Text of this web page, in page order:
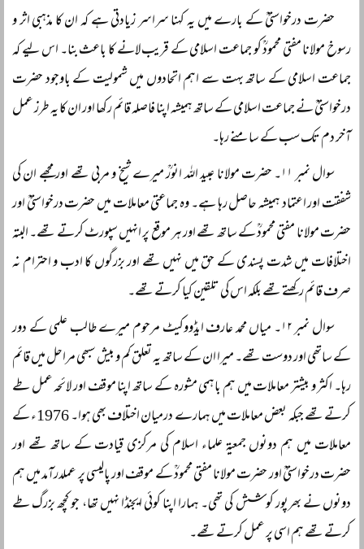
حضرت درخواستیؒ کے بارے میں یہ کہنا سراسر زیادتی ہے کہ ان کا مذہبی اثر و
رسوخ مولانا مفتی محمودؒ کو جماعت اسلامی کے قریب لانے کا باعث بنا۔ اس لیے کہ
جماعت اسلامی کے ساتھ بہت سے اہم اتحادوں میں شمولیت کے باوجود حضرت
درخواستیؒ نے جماعت اسلامی کے ساتھ ہمیشہ اپنا فاصلہ قائم رکھا اور ان کا یہ طرز عمل
آخر دم تک سب کے سامنے رہا۔
سوال نمبر ۱۱۔ حضرت مولانا عبید اللہ انورؒ میرے شیخ و مربی تھے اور مجھے ان کی
شفقت اور اعتماد ہمیشہ حاصل رہا ہے۔ وہ جماعتی معاملات میں حضرت درخواستیؒ اور
حضرت مولانا مفتی محمودؒ کے ساتھ تھے اور ہر موقع پر انہیں سپورٹ کرتے تھے۔ البتہ
اختلافات میں شدت پسندی کے حق میں نہیں تھے اور بزرگوں کا ادب و احترام نہ
صرف قائم رکھتے تھے بلکہ اس کی تلقین کیا کرتے تھے۔
سوال نمبر ۱۲۔ میاں محمد عارف ایڈووکیٹ مرحوم میرے طالب علمی کے دور
کے ساتھی اور دوست تھے۔ میرا ان کے ساتھ یہ تعلق کم و بیش سبھی مراحل میں قائم
رہا۔ اکثر و بیشتر معاملات میں ہم باہمی مشورہ کے ساتھ اپنا موقف اور لائحہ عمل طے
کرتے تھے جبکہ بعض معاملات میں ہمارے درمیان اختلاف بھی ہوا۔ 1976ء کے
معاملات میں ہم دونوں جمعیۃ علماء اسلام کی مرکزی قیادت کے ساتھ تھے اور
حضرت درخواستیؒ اور حضرت مولانا مفتی محمودؒ کے موقف اور پالیسی پر عملدرآمد میں ہم
دونوں نے بھرپور کوشش کی تھی۔ ہمارا اپنا کوئی ایجنڈا نہیں تھا، جو کچھ بزرگ طے
کرتے تھے ہم اسی پر عمل کرتے تھے۔